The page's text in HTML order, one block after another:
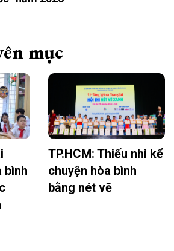
mục
bình
TP.HCM: Thiếu nhi kể
chuyện hòa bình
bằng nét vẽ